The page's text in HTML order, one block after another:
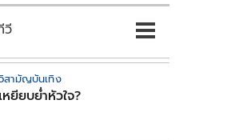
วี
สามัญบันเทิง
เหยียบย่ำหัวใจ?